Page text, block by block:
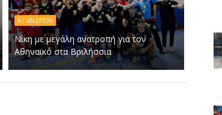
Α1 ΑΝΔΡΏΝ
Νίκη με μεγάλη ανατροπή για τον
Αθηναϊκό στα Βριλήσσια